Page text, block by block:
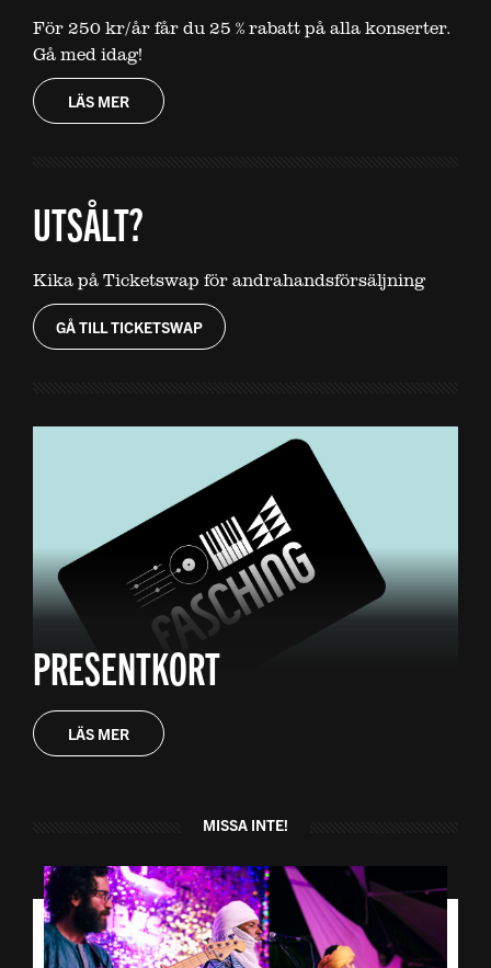
För 250 kr/år får du 25 % rabatt på alla konserter.
Gå med idag!
LÄS MER
UTSÅLT?
Kika på Ticketswap för andrahandsförsäljning
GÅ TILL TICKETSWAP
PRESENTKORT
LÄS MER
MISSA INTE!